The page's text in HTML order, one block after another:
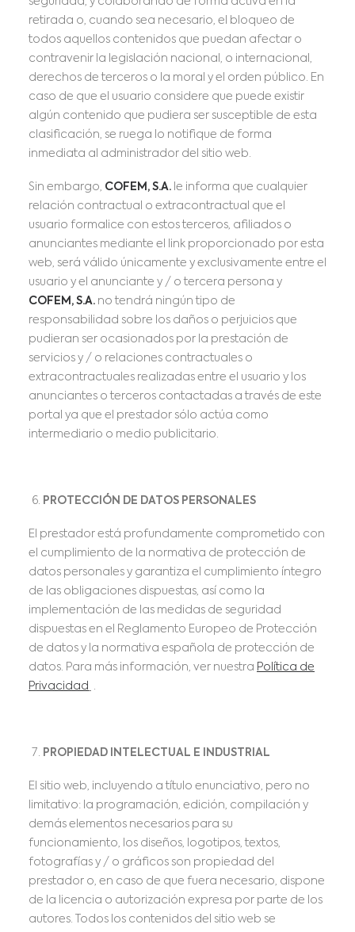
retirada o, cuando sea necesario, el bloqueo de
todos aquellos contenidos que puedan afectar o
contravenir la legislación nacional, o internacional,
derechos de terceros o la moral y el orden público. En
caso de que el usuario considere que puede existir
algún contenido que pudiera ser susceptible de esta
clasificación, se ruega lo notifique de forma
inmediata al administrador del sitio web.
Sin embargo, COFEM, S.A. le informa que cualquier
relación contractual o extracontractual que el
usuario formalice con estos terceros, afiliados o
anunciantes mediante el link proporcionado por esta
web, será válido únicamente y exclusivamente entre el
usuario y el anunciante y / o tercera persona y
COFEM, S.A. no tendrá ningún tipo de
responsabilidad sobre los daños o perjuicios que
pudieran ser ocasionados por la prestación de
servicios y / o relaciones contractuales o
extracontractuales realizadas entre el usuario y los
anunciantes o terceros contactadas a través de este
portal ya que el prestador sólo actúa como
intermediario o medio publicitario.
PROTECCIÓN DE DATOS PERSONALES
El prestador está profundamente comprometido con
el cumplimiento de la normativa de protección de
datos personales y garantiza el cumplimiento íntegro
de las obligaciones dispuestas, así como la
implementación de las medidas de seguridad
dispuestas en el Reglamento Europeo de Protección
de datos y la normativa española de protección de
datos. Para más información, ver nuestra Política de
Privacidad
.
PROPIEDAD INTELECTUAL E INDUSTRIAL
El sitio web, incluyendo a título enunciativo, pero no
limitativo: la programación, edición, compilación y
demás elementos necesarios para su
funcionamiento, los diseños, logotipos, textos,
fotografías y / o gráficos son propiedad del
prestador o, en caso de que fuera necesario, dispone
de la licencia o autorización expresa por parte de los
autores. Todos los contenidos del sitio web se